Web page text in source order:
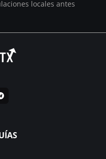
locales antes